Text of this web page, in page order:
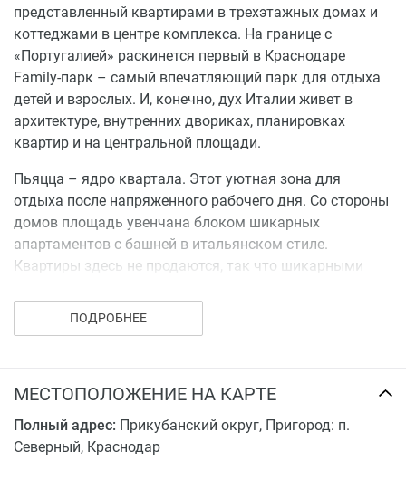
представленный квартирами в трехэтажных домах и
коттеджами в центре комплекса. На границе с
«Португалией» раскинется первый в Краснодаре
Family-парк – самый впечатляющий парк для отдыха
детей и взрослых. И, конечно, дух Италии живет в
архитектуре, внутренних двориках, планировках
квартир и на центральной площади.
Пьяцца – ядро квартала. Этот уютная зона для
отдыха после напряженного рабочего дня. Со стороны
домов площадь увенчана блоком шикарных
апартаментов с башней в итальянском стиле.
Квартиры здесь не продаются, так что шикарными
для прогулок с детьми.
В проекте ЖК «Италия» воссоздана атмосфера
настоящей Италии, с растениями сочных цветов,
ПОДРОБНЕЕ
МЕСТОПОЛОЖЕНИЕ НА КАРТЕ
Полный адрес: Прикубанский округ, Пригород: п.
Северный, Краснодар